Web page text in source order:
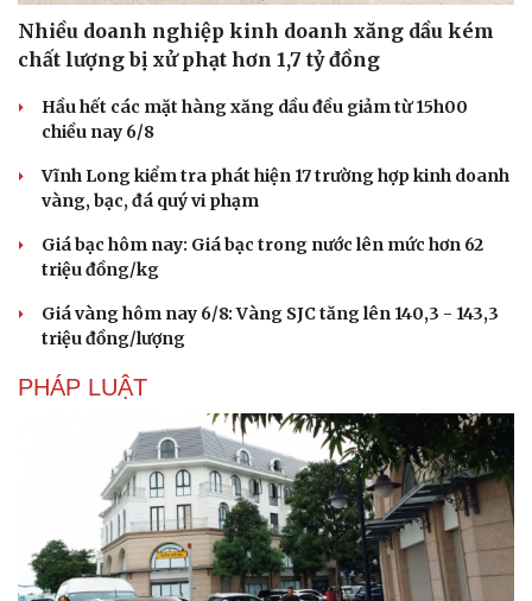
Nhiều doanh nghiệp kinh doanh xăng dầu kém
chất lượng bị xử phạt hơn 1,7 tỷ đồng
Hầu hết các mặt hàng xăng dầu đều giảm từ 15h00
chiều nay 6/8
Vĩnh Long kiểm tra phát hiện 17 trường hợp kinh doanh
vàng, bạc, đá quý vi phạm
Giá bạc hôm nay: Giá bạc trong nước lên mức hơn 62
triệu đồng/kg
Giá vàng hôm nay 6/8: Vàng SJC tăng lên 140,3 - 143,3
triệu đồng/lượng
PHÁP LUẬT